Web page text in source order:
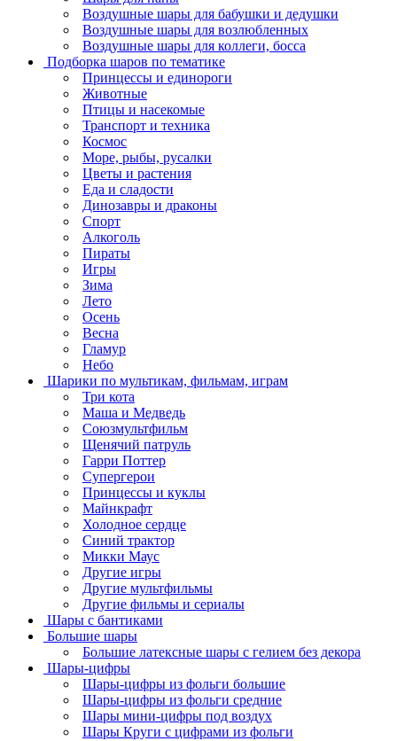
Воздушные шары для бабушки и дедушки
Воздушные шары для возлюбленных
Воздушные шары для коллеги, босса
Подборка шаров по тематике
Принцессы и единороги
Животные
Птицы и насекомые
Транспорт и техника
Космос
Море, рыбы, русалки
Цветы и растения
Еда и сладости
Динозавры и драконы
Спорт
Алкоголь
Пираты
Игры
Зима
Лето
Осень
Весна
Гламур
Небо
Шарики по мультикам, фильмам, играм
Три кота
Маша и Медведь
Союзмультфильм
Щенячий патруль
Гарри Поттер
Супергерои
Принцессы и куклы
Майнкрафт
Холодное сердце
Синий трактор
Микки Маус
Другие игры
Другие мультфильмы
Другие фильмы и сериалы
Шары с бантиками
Большие шары
Большие латексные шары с гелием без декора
Шары-цифры
Шары-цифры из фольги большие
Шары-цифры из фольги средние
Шары мини-цифры под воздух
Шары Круги с цифрами из фольги